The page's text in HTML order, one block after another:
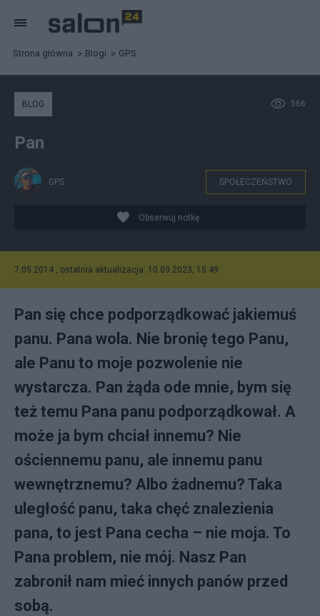
Strona główna Blogi GPS
566
BLOG
Pan
GPS SPOŁECZEŃSTWO
Obserwuj notkę
7.05.2014 , ostatnia aktualizacja: 10.03.2023, 15:49
Pan się chce podporządkować jakiemuś
panu. Pana wola. Nie bronię tego Panu,
ale Panu to moje pozwolenie nie
wystarcza. Pan żąda ode mnie, bym się
też temu Pana panu podporządkował. A
może ja bym chciał innemu? Nie
ościennemu panu, ale innemu panu
wewnętrznemu? Albo żadnemu? Taka
uległość panu, taka chęć znalezienia
pana, to jest Pana cecha – nie moja. To
Pana problem, nie mój. Nasz Pan
zabronił nam mieć innych panów przed
sobą.